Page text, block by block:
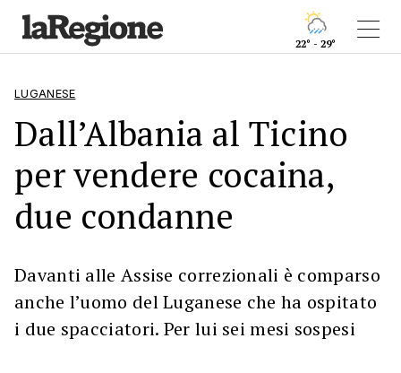
22° - 29°
LUGANESE
Dall’Albania al Ticino
per vendere cocaina,
due condanne
Davanti alle Assise correzionali è comparso
anche l’uomo del Luganese che ha ospitato
i due spacciatori. Per lui sei mesi sospesi